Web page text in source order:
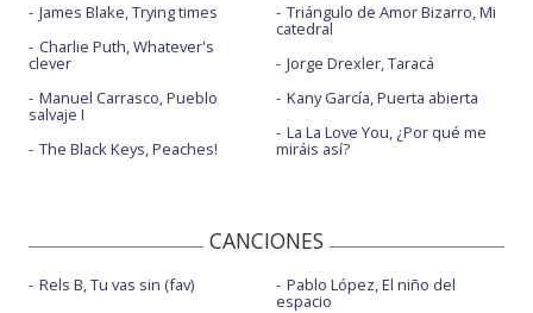
James Blake, Trying times
Charlie Puth, Whatever's
clever
Manuel Carrasco, Pueblo
salvaje I
The Black Keys, Peaches!
Triángulo de Amor Bizarro, Mi
catedral
Jorge Drexler, Taracá
Kany García, Puerta abierta
La La Love You, ¿Por qué me
miráis así?
CANCIONES
Rels B, Tu vas sin (fav) Pablo López, El niño del
espacio